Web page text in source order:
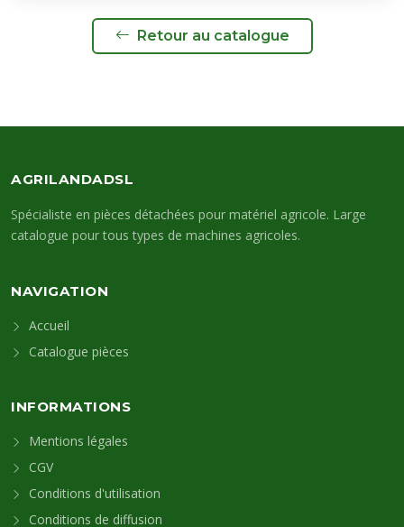
Retour au catalogue
AGRILANDADSL
Spécialiste en pièces détachées pour matériel agricole. Large
catalogue pour tous types de machines agricoles.
NAVIGATION
Accueil
Catalogue pièces
INFORMATIONS
Mentions légales
CGV
Conditions d'utilisation
Conditions de diffusion